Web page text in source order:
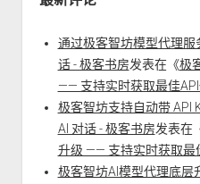
通过极客智坊模型代理服
话 - 极客书房发表在《极
—— 支持实时获取最佳
极客智坊支持自动带 API
AI 对话 - 极客书房发表在
升级 —— 支持实时获取最
极客智坊AI模型代理底